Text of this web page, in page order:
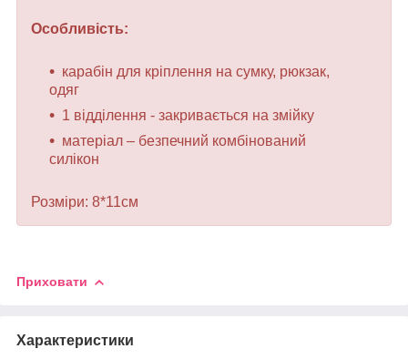
Особливість:
карабін для кріплення на сумку, рюкзак,
одяг
1 відділення - закривається на змійку
матеріал – безпечний комбінований
силікон
Розміри: 8*11см
Приховати
Характеристики